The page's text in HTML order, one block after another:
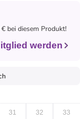
bei diesem Produkt!
werden
31 32 33